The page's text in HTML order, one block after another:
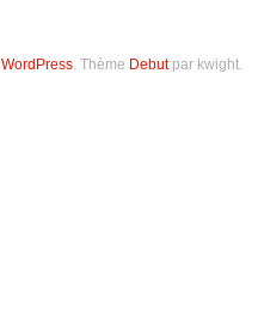
WordPress. Thème Debutpar kwight.